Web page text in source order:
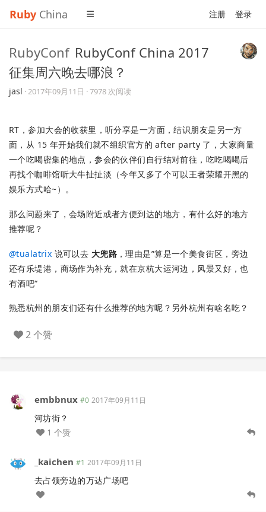
Ruby China 注册 登录
RubyConf RubyConf China 2017
征集周六晚去哪浪？
jasl ·2017年09月11日 · 7978 次阅读
RT，参加大会的收获里，听分享是一方面，结识朋友是另一方
面，从 15 年开始我们就不组织官方的 after party 了，大家商量
一个吃喝密集的地点，参会的伙伴们自行结对前往，吃吃喝喝后
再找个咖啡馆听大牛扯扯淡（今年又多了个可以王者荣耀开黑的
娱乐方式哈~）。
那么问题来了，会场附近或者方便到达的地方，有什么好的地方
推荐呢？
@tualatrix 说可以去 大兜路 ，理由是”算是一个美食街区，旁边
还有乐堤港，商场作为补充，就在京杭大运河边，风景又好，也
有酒吧“
熟悉杭州的朋友们还有什么推荐的地方呢？另外杭州有啥名吃？
2 个赞
embbnux #0 2017年09月11日
河坊街？
1 个赞
_kaichen #1 2017年09月11日
去占领旁边的万达广场吧